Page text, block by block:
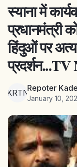
स्याना में
प्रधानमंत्री
हिंदुओं पर
RKRTNतRepoter
January 10,